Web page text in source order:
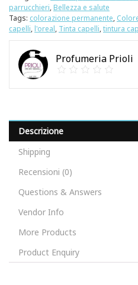
parrucchieri, Bellezza e salute
Tags: colorazione permanente,
capelli, l'oreal, Tinta capelli,tintura
Profumeria Prioli
Descrizione
Shipping
Recensioni (0)
Questions & Answers
Vendor Info
More Products
Product Enquiry